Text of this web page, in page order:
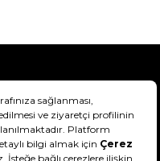
Bilgisi
& Koşullar